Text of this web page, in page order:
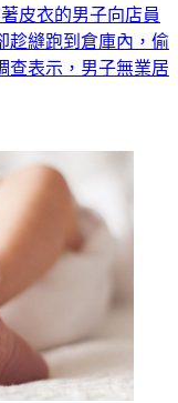
皮衣的男子向店員
趁縫跑到倉庫內，偷
查表示，男子無業居